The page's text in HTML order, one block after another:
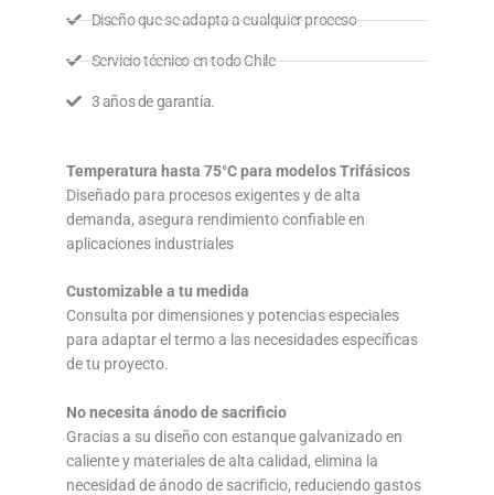
Diseño que se adapta a cualquier proceso
Servicio técnico en todo Chile
3 años de garantía.
Temperatura hasta 75°C para modelos Trifásicos
Diseñado para procesos exigentes y de alta
demanda, asegura rendimiento confiable en
aplicaciones industriales
Customizable a tu medida
Consulta por dimensiones y potencias especiales
para adaptar el termo a las necesidades específicas
de tu proyecto.
No necesita ánodo de sacrificio
Gracias a su diseño con estanque galvanizado en
caliente y materiales de alta calidad, elimina la
necesidad de ánodo de sacrificio, reduciendo gastos